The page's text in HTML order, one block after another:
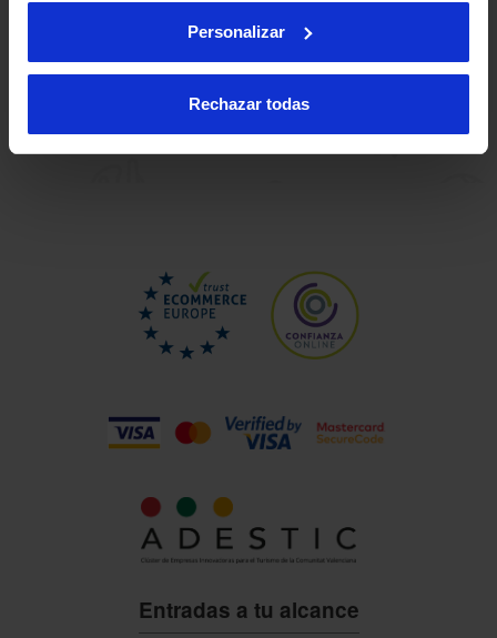
Personalizar
Rechazar todas
Loading
Entradas a tu alcance